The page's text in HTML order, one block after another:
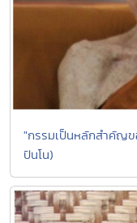
"กรรมเป็นหลักสำคัญ
ปันโน)